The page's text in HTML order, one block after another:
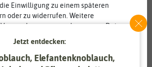
Einwilligung zu einem späteren
oder zu widerrufen. Weitere
personenbezogener Daten und
Statistik
Jetzt entdecken:
Elefantenknoblauch,